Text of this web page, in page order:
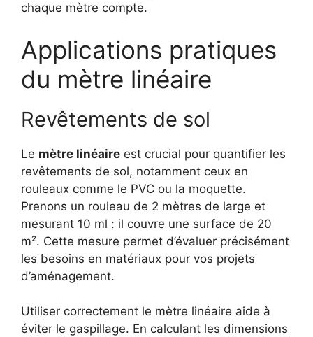
chaque mètre compte.
Applications pratiques
du mètre linéaire
Revêtements de sol
Le mètre linéaire est crucial pour quantifier les
revêtements de sol, notamment ceux en
rouleaux comme le PVC ou la moquette.
Prenons un rouleau de 2 mètres de large et
mesurant 10 ml : il couvre une surface de 20
m². Cette mesure permet d’évaluer précisément
les besoins en matériaux pour vos projets
d’aménagement.
Utiliser correctement le mètre linéaire aide à
éviter le gaspillage. En calculant les dimensions